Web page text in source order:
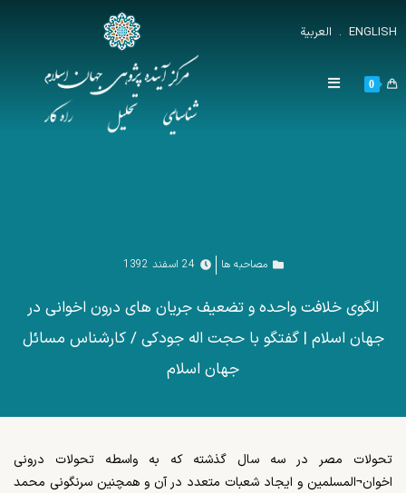
ENGLISH
. العربية
0
مصاحبه ها 24 اسفند 1392
الگوی خلافت واحده و تضعیف جریان های درون اخوانی در
جهان اسلام | گفتگو با حجت اله جودکی / کارشناس مسائل
جهان اسلام
تحولات مصر در سه سال گذشته که به واسطه تحولات درونی
اخوان¬المسلمین و ایجاد شعبات متعدد در آن و همچنین سرنگونی محمد